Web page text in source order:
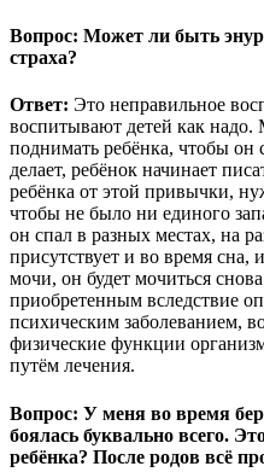
Вопрос: Может ли быть
страха?
Ответ: Это неправильное
воспитывают детей как надо.
поднимать ребёнка, чтобы он
делает, ребёнок начинает
ребёнка от этой привычки,
чтобы не было ни единого
он спал в разных местах, на
присутствует и во время сна,
мочи, он будет мочиться
приобретенным вследствие
психическим заболеванием,
физические функции
путём лечения.
Вопрос: У меня во время
боялась буквально всего.
ребёнка? После родов всё